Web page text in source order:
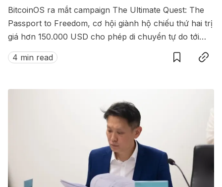
BitcoinOS ra mắt campaign The Ultimate Quest: The
Passport to Freedom, cơ hội giành hộ chiếu thứ hai trị
giá hơn 150.000 USD cho phép di chuyển tự do tới
hàng loạt quốc gia không cần visa.
4 min read
SaveCopy link